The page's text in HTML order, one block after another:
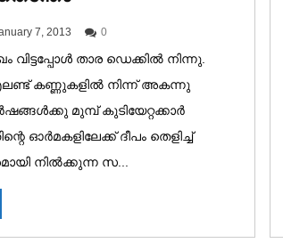
7, 2013 0
വിട്ടപ്പോൾ താര ഡെക്കിൽ നിന്നു.
കണ്ണുകളിൽ നിന്ന് അകന്നു
മുമ്പ് കുടിയേറ്റക്കാർ
ഓർമകളിലേക്ക് ദീപം തെളിച്ച്
നിൽക്കുന്ന സ...